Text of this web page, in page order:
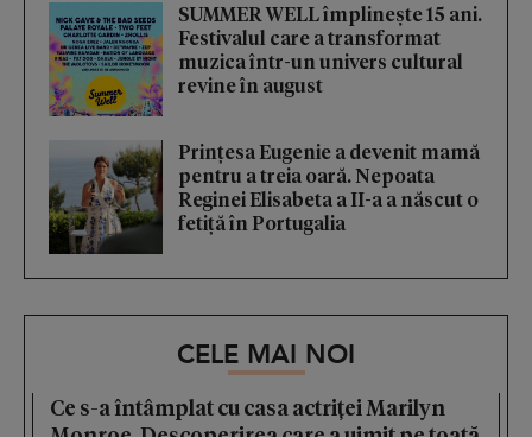
SUMMER WELL împlinește 15 ani.
Festivalul care a transformat
muzica într-un univers cultural
revine în august
Prințesa Eugenie a devenit mamă
pentru a treia oară. Nepoata
Reginei Elisabeta a II-a a născut o
fetiță în Portugalia
CELE MAI NOI
Ce s-a întâmplat cu casa actriței Marilyn